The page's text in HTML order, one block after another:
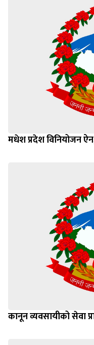
मधेश प्रदेश विनियोजन
कानून व्यवसायीको सेवा